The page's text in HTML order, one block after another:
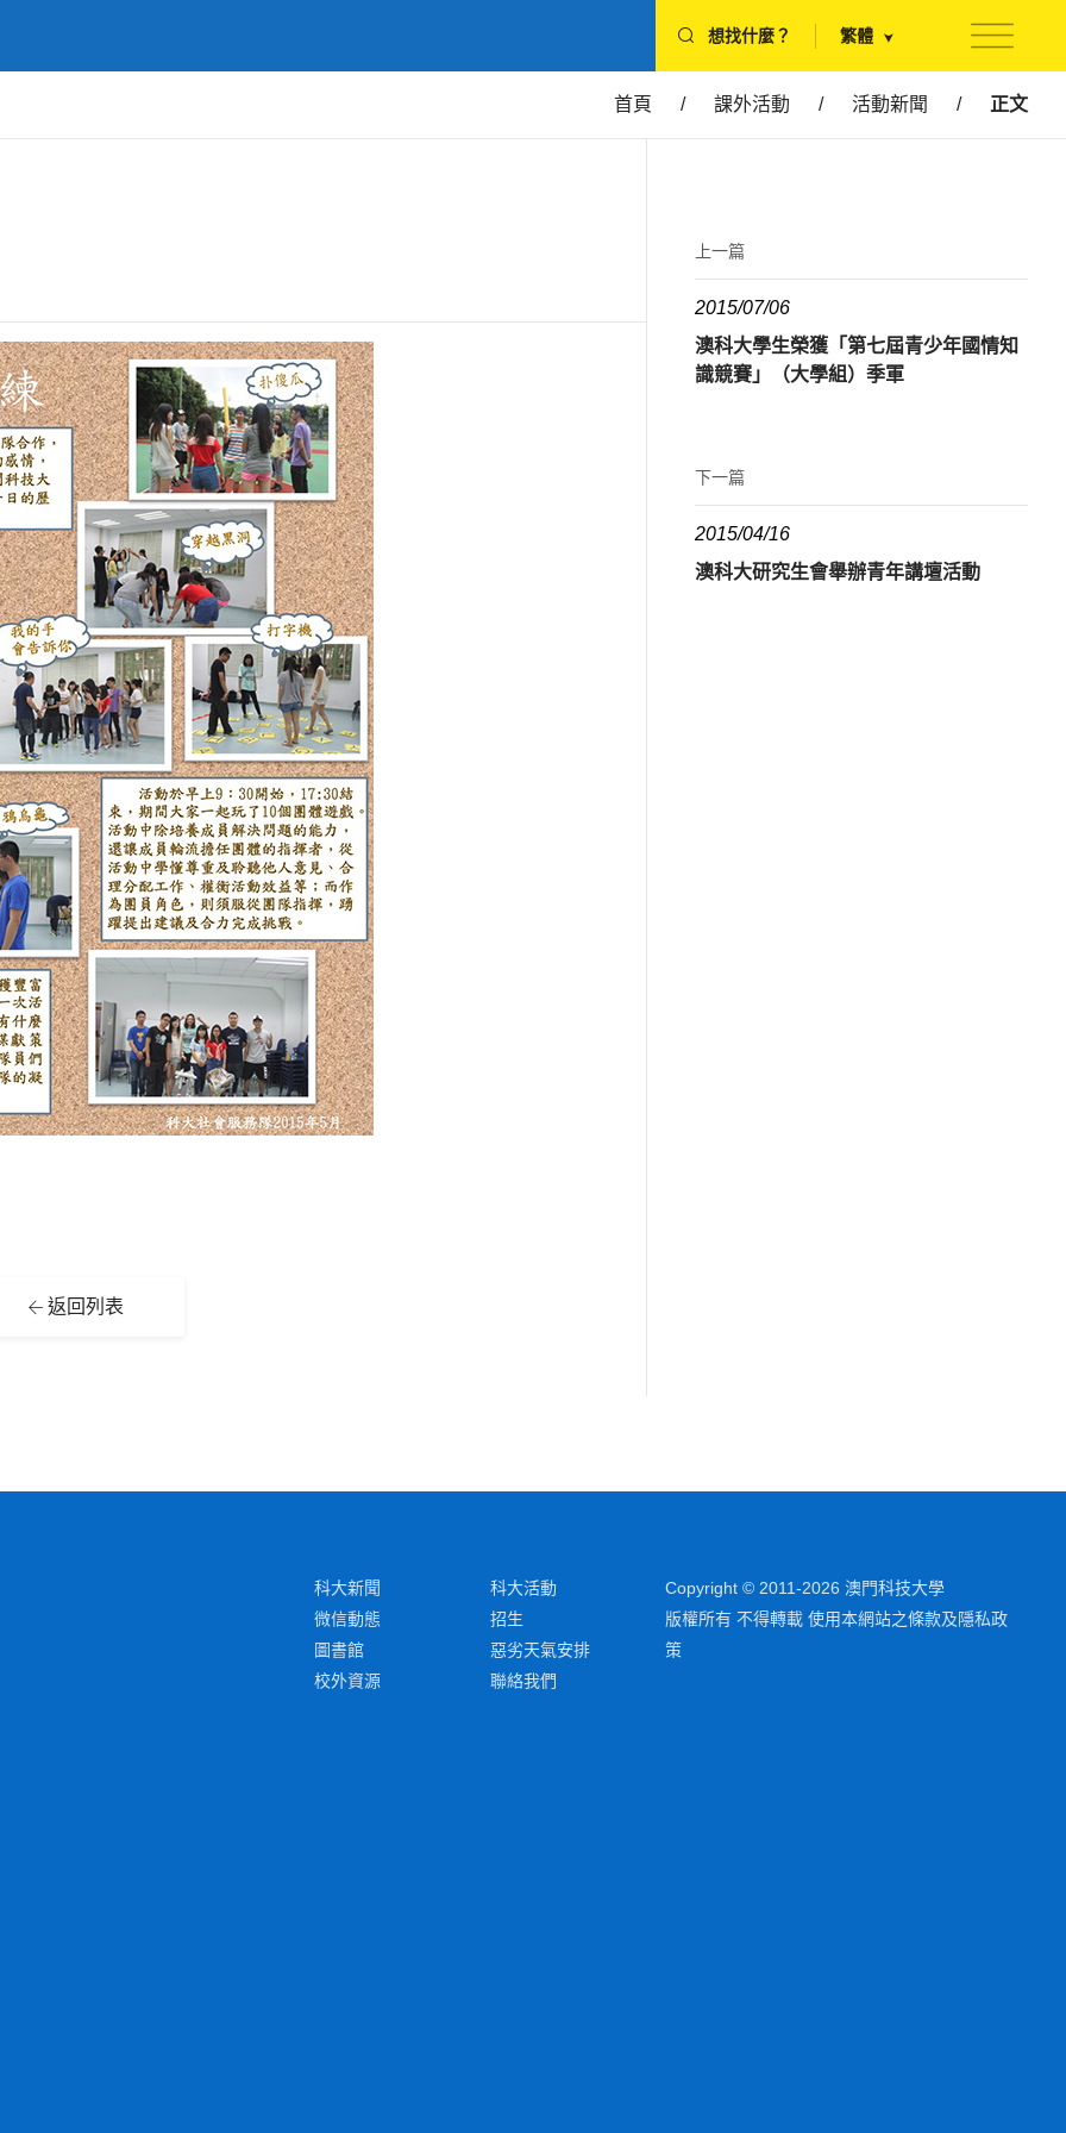
想找什麼？ 繁體
首頁 / 課外活動 / 活動新聞 / 正文
返回列表
上一篇
2015/07/06
澳科大學生榮獲「第七屆青少年國情知
識競賽」（大學組）季軍
下一篇
2015/04/16
澳科大研究生會舉辦青年講壇活動
科大新聞
科大活動
微信動態
招生
圖書館
惡劣天氣安排
校外資源
聯絡我們
Copyright © 2011-2026 澳門科技大學
版權所有 不得轉載 使用本網站之條款及隱私政
策